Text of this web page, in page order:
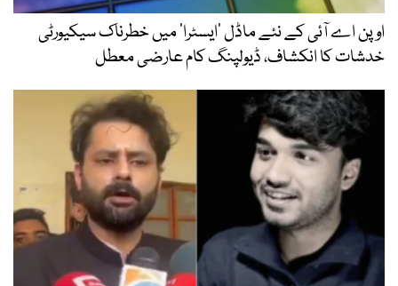
اوپن اے آئی کے نئے ماڈل ’ایسٹرا‘ میں خطرناک سیکیورٹی
خدشات کا انکشاف، ڈیولپنگ کام عارضی معطل